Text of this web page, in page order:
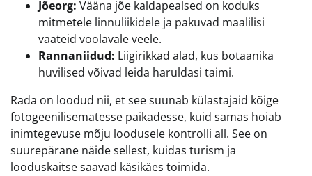
Jõeorg: Vääna jõe kaldapealsed on koduks
mitmetele linnuliikidele ja pakuvad maalilisi
vaateid voolavale veele.
Rannaniidud: Liigirikkad alad, kus botaanika
huvilised võivad leida haruldasi taimi.
Rada on loodud nii, et see suunab külastajaid kõige
fotogeenilisematesse paikadesse, kuid samas hoiab
inimtegevuse mõju loodusele kontrolli all. See on
suurepärane näide sellest, kuidas turism ja
looduskaitse saavad käsikäes toimida.